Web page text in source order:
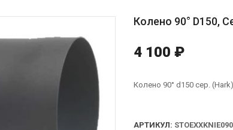
Колено 90° D150,
4 100 ₽
Колено 90° d150 сер. (Hark)
АРТИКУЛ: